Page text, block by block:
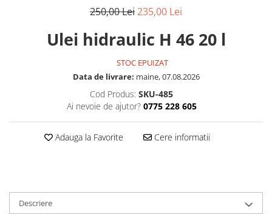
250,00 Lei235,00 Lei
Ulei hidraulic H 46 20 l
STOC EPUIZAT
Data de livrare: maine, 07.08.2026
Cod Produs: SKU-485
Ai nevoie de ajutor? 0775 228 605
Adauga la Favorite Cere informatii
Descriere